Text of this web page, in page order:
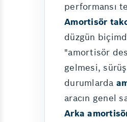
performansı
Amortisör
düzgün
"amortisör
gelmesi,
durumlarda
aracın genel
Arka